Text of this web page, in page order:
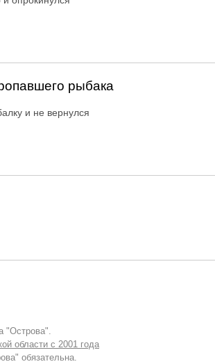
рыбака
и не вернулся
"Острова".
области с 2001 года
обязательна.